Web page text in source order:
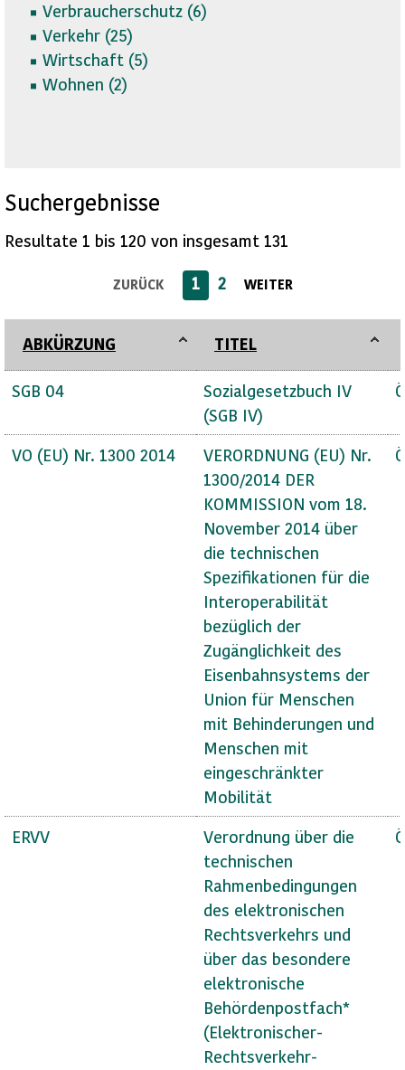
Verbraucherschutz (6)
Verkehr (25)
Wirtschaft (5)
Wohnen (2)
Suchergebnisse
Resultate 1 bis 120 von insgesamt 131
ZURÜCK 1 2 WEITER
ABKÜRZUNG TITEL
SGB 04
Sozialgesetzbuch IV
(SGB IV)
VO (EU) Nr. 1300 2014
VERORDNUNG (EU) Nr.
1300/2014 DER
KOMMISSION vom 18.
November 2014 über
die technischen
Spezifikationen für die
Interoperabilität
bezüglich der
Zugänglichkeit des
Eisenbahnsystems der
Union für Menschen
mit Behinderungen und
Menschen mit
eingeschränkter
Mobilität
ERVV
Verordnung über die
technischen
Rahmenbedingungen
des elektronischen
Rechtsverkehrs und
über das besondere
elektronische
Behördenpostfach*
(Elektronischer-
Rechtsverkehr-